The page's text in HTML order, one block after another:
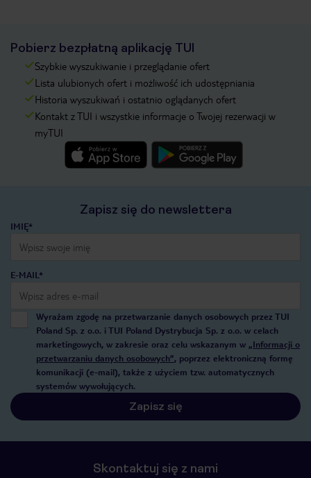
Pobierz bezpłatną aplikację TUI
Szybkie wyszukiwanie i przeglądanie ofert
Lista ulubionych ofert i możliwość ich udostępniania
Historia wyszukiwań i ostatnio oglądanych ofert
Kontakt z TUI i wszystkie informacje o Twojej rezerwacji w
myTUI
Zapisz się do newslettera
IMIĘ*
E-MAIL*
Wyrażam zgodę na przetwarzanie danych osobowych przez TUI
Poland Sp. z o.o. i TUI Poland Dystrybucja Sp. z o.o. w celach
marketingowych, w zakresie oraz celu wskazanym w „Informacji o
przetwarzaniu danych osobowych”, poprzez elektroniczną formę
komunikacji (e-mail), także z użyciem tzw. automatycznych
systemów wywołujących.
Zapisz się
Skontaktuj się z nami